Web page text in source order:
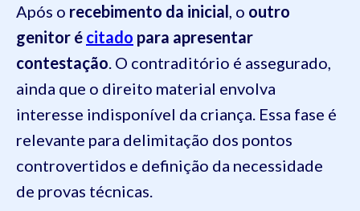
Após o recebimento da inicial , o outro
genitor é citado para apresentar
contestação . O contraditório é assegurado,
ainda que o direito material envolva
interesse indisponível da criança. Essa fase é
relevante para delimitação dos pontos
controvertidos e definição da necessidade
de provas técnicas.